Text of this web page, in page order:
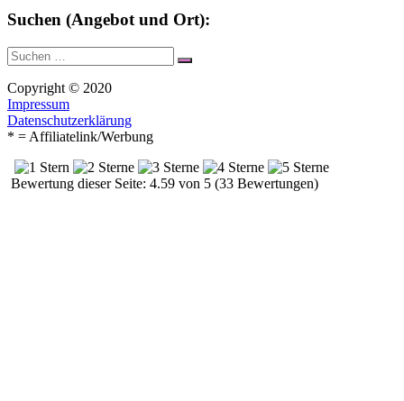
Suchen (Angebot und Ort):
Suche
nach:
Suchen
Copyright © 2020
Impressum
Datenschutzerklärung
* = Affiliatelink/Werbung
Bewertung dieser Seite: 4.59 von 5 (33 Bewertungen)